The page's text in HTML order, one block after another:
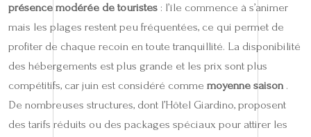
présence modérée de touristes : l’île commence à s’animer
mais les plages restent peu fréquentées, ce qui permet de
profiter de chaque recoin en toute tranquillité. La disponibilité
des hébergements est plus grande et les prix sont plus
compétitifs, car juin est considéré comme moyenne saison.
De nombreuses structures, dont l’Hôtel Giardino, proposent
des tarifs réduits ou des packages spéciaux pour attirer les